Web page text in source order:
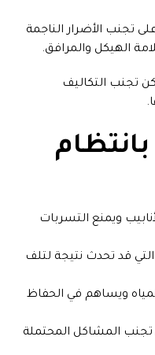
تجنب الأضرار الناجمة
الهيكل والمرافق.
تجنب التكاليف
ويمنع التسربات
التي قد تحدث نتيجة لتلف
ويساهم في الحفاظ
تجنب المشاكل المحتملة